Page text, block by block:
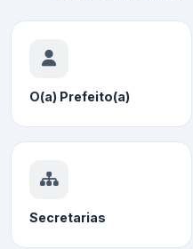
O(a) Prefeito(a)
Secretarias